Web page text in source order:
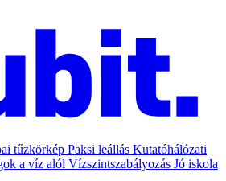
tűzkörkép Paksi leállás Kutatóhálózati
a víz alól Vízszintszabályozás Jó iskola